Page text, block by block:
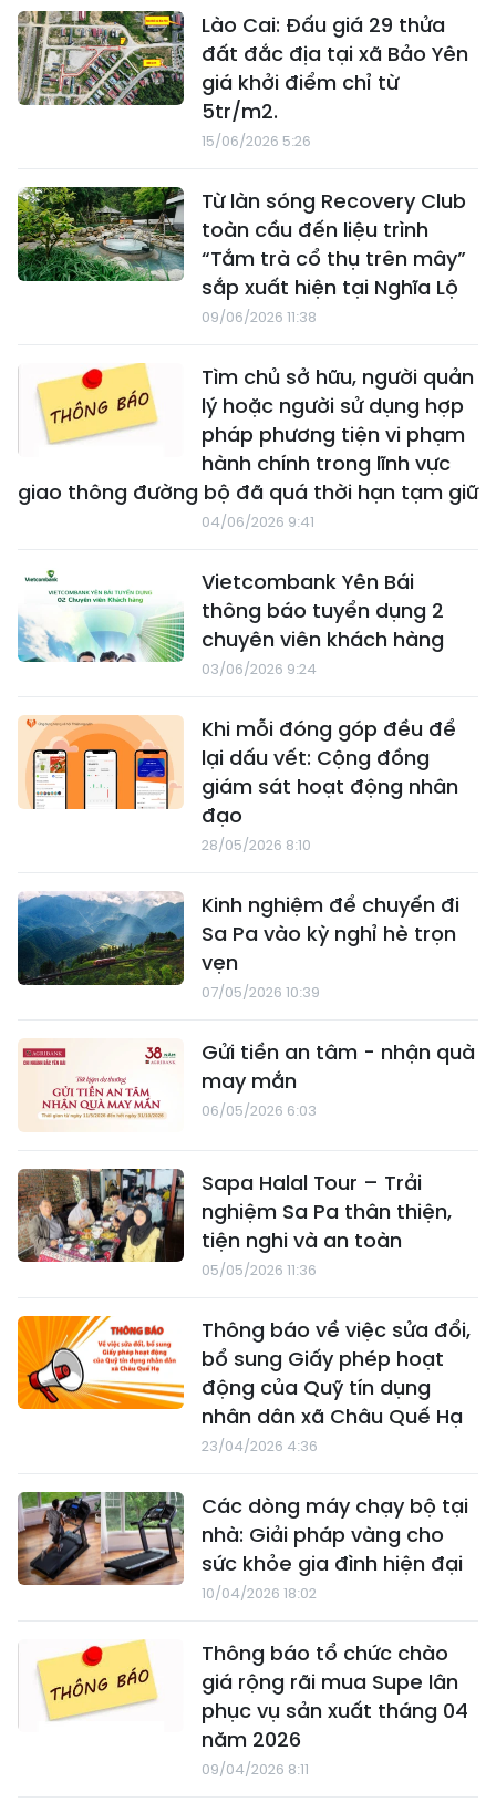
Lào Cai: Đấu giá 29 thửa
đất đắc địa tại xã Bảo Yên
giá khởi điểm chỉ từ
5tr/m2.
15/06/2026 5:26
Từ làn sóng Recovery Club
toàn cầu đến liệu trình
“Tắm trà cổ thụ trên mây”
sắp xuất hiện tại Nghĩa Lộ
09/06/2026 11:38
Tìm chủ sở hữu, người quản
lý hoặc người sử dụng hợp
pháp phương tiện vi phạm
hành chính trong lĩnh vực
giao thông đường bộ đã quá thời hạn tạm giữ
04/06/2026 9:41
Vietcombank Yên Bái
thông báo tuyển dụng 2
chuyên viên khách hàng
03/06/2026 9:24
Khi mỗi đóng góp đều để
lại dấu vết: Cộng đồng
giám sát hoạt động nhân
đạo
28/05/2026 8:10
Kinh nghiệm để chuyến đi
Sa Pa vào kỳ nghỉ hè trọn
vẹn
07/05/2026 10:39
Gửi tiền an tâm - nhận quà
may mắn
06/05/2026 6:03
Sapa Halal Tour – Trải
nghiệm Sa Pa thân thiện,
tiện nghi và an toàn
05/05/2026 11:36
Thông báo về việc sửa đổi,
bổ sung Giấy phép hoạt
động của Quỹ tín dụng
nhân dân xã Châu Quế Hạ
23/04/2026 4:36
Các dòng máy chạy bộ tại
nhà: Giải pháp vàng cho
sức khỏe gia đình hiện đại
10/04/2026 18:02
Thông báo tổ chức chào
giá rộng rãi mua Supe lân
phục vụ sản xuất tháng 04
năm 2026
09/04/2026 8:11